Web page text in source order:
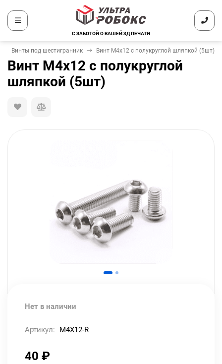
С ЗАБОТОЙ О ВАШЕЙ 3Д ПЕЧАТИ
Винты под шестигранник Винт М4х12 с полукруглой шляпкой (5шт)
Винт М4х12 с полукруглой
шляпкой (5шт)
Нет в наличии
Артикул: M4X12-R
40 ₽